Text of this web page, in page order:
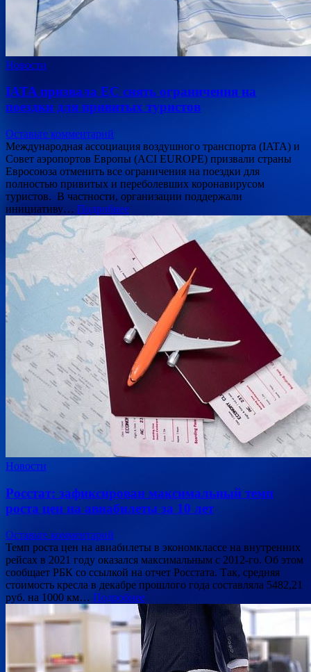
Новости
IATA призвала ЕС снять ограничения на
поездки для привитых туристов
Оставьте комментарий
Международная ассоциация воздушного транспорта (IATA) и
Совет аэропортов Европы (ACI EUROPE) призвали страны
Евросоюза отменить все ограничения на поездки для
полностью привитых и переболевших коронавирусом
туристов. В частности, организации поддержали
инициативу… Подробнее
Новости
Росстат: зафиксирован максимальный темп
роста цен на авиабилеты за 10 лет
Оставьте комментарий
Темп роста цен на авиабилеты в экономклассе на внутренних
рейсах в 2021 году оказался максимальным с 2012-го. Об этом
сообщает РБК со ссылкой на отчет Росстата. Так, средняя
стоимость кресла в декабре прошлого года составляла 5482,21
руб. на 1000 км… Подробнее